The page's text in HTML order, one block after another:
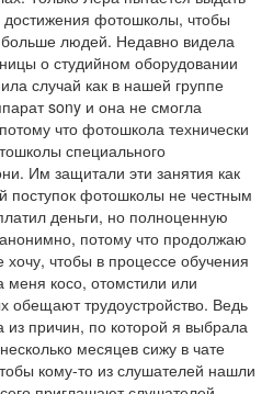
достижения фотошколы, чтобы
людей. Недавно видела
о студийном оборудовании
случай как в нашей группе
sony и она не смогла
что фотошкола технически
специального
Им защитали эти занятия как
поступок фотошколы не честным
деньги, но полноценную
потому что продолжаю
чтобы в процессе обучения
меня косо, отомстили или
обещают трудоустройство. Ведь
из причин, по которой я выбрала
месяцев сижу в чате
кому-то из слушателей нашли